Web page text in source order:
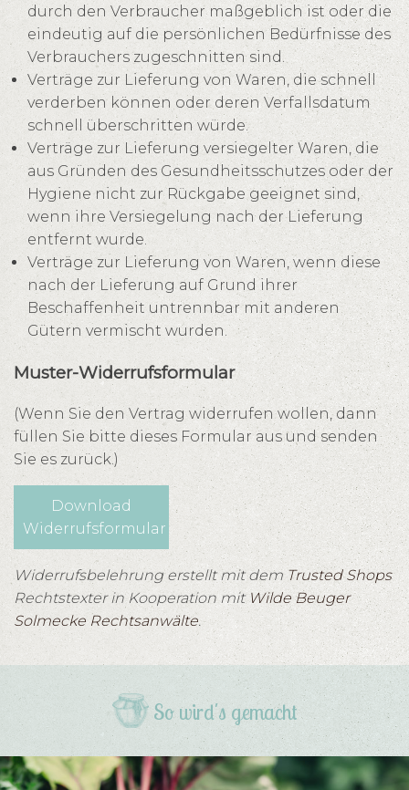
durch den Verbraucher maßgeblich ist oder die
eindeutig auf die persönlichen Bedürfnisse des
Verbrauchers zugeschnitten sind.
Verträge zur Lieferung von Waren, die schnell
verderben können oder deren Verfallsdatum
schnell überschritten würde.
Verträge zur Lieferung versiegelter Waren, die
aus Gründen des Gesundheitsschutzes oder der
Hygiene nicht zur Rückgabe geeignet sind,
wenn ihre Versiegelung nach der Lieferung
entfernt wurde.
Verträge zur Lieferung von Waren, wenn diese
nach der Lieferung auf Grund ihrer
Beschaffenheit untrennbar mit anderen
Gütern vermischt wurden.
Muster-Widerrufsformular
(Wenn Sie den Vertrag widerrufen wollen, dann
füllen Sie bitte dieses Formular aus und senden
Sie es zurück.)
Download
Widerrufsformular
Widerrufsbelehrung erstellt mit dem Trusted Shops
Rechtstexter in Kooperation mitWilde Beuger
Solmecke Rechtsanwälte.
So wird's gemacht